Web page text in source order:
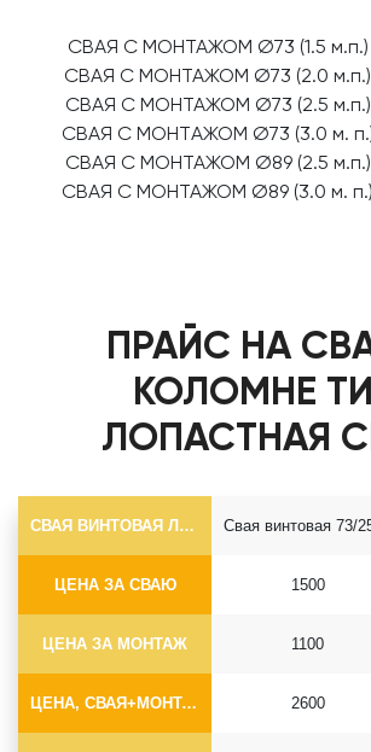
CBAЯ C МOHTAЖОМ Ø73 (1.5
CBAЯ C МOHTAЖОМ Ø73 (2.0
CBAЯ C МOHTAЖОМ Ø73 (2.5
CВАЯ C МОНТAЖОМ Ø73 (3.0 м.
CВАЯ С MОHТАЖОМ Ø89 (2.5
СВАЯ С МОНТАЖОМ Ø89 (3.0 м.
ПРАЙС НА
КОЛОМНЕ
ЛОПАСТНАЯ
СВАЯ ВИНТОВАЯ ЛОПАСТНАЯ Ф73*5.5
ЦЕНА ЗА СВАЮ
ЦЕНА ЗА МОНТАЖ
ЦЕНА, СВАЯ+МОНТАЖ (БЕЗ ОГОЛОВКА)
1500
1100
2600